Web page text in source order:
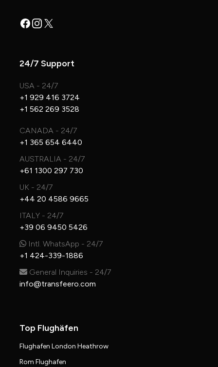
Facebook
Instagram
X
24/7 Support
USA - 24/7
+1 929 416 3724
+1 562 269 3528
CANADA - 24/7
+1 365 654 6440
AUSTRALIA - 24/7
+61 1300 297 730
UK - 24/7
+44 20 4586 9665
ITALY - 24/7
+39 06 9450 5426
Intl. WhatsApp - 24/7
+1 424-339-1886
General Inquiries - 24/7
info@transfeero.com
Top Flughäfen
Flughafen London Heathrow
Rom Flughafen